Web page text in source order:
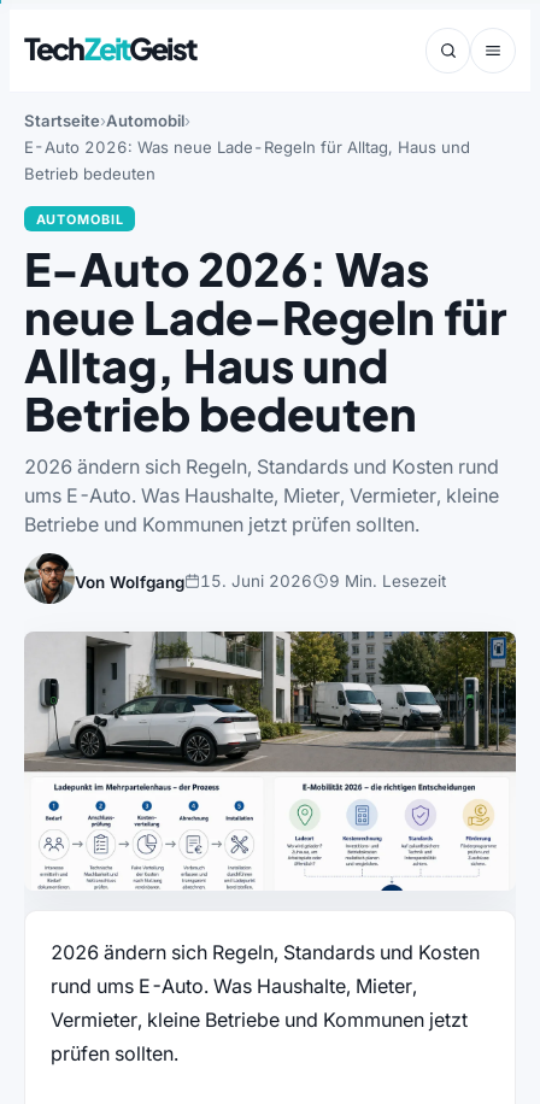
TechZeitGeist
Startseite Automobil
E-Auto 2026: Was neue Lade-Regeln für Alltag, Haus und
Betrieb bedeuten
AUTOMOBIL
E-Auto 2026: Was
neue Lade-Regeln für
Alltag, Haus und
Betrieb bedeuten
2026 ändern sich Regeln, Standards und Kosten rund
ums E-Auto. Was Haushalte, Mieter, Vermieter, kleine
Betriebe und Kommunen jetzt prüfen sollten.
Von Wolfgang 15. Juni 2026 9 Min. Lesezeit
2026 ändern sich Regeln, Standards und Kosten
rund ums E-Auto. Was Haushalte, Mieter,
Vermieter, kleine Betriebe und Kommunen jetzt
prüfen sollten.